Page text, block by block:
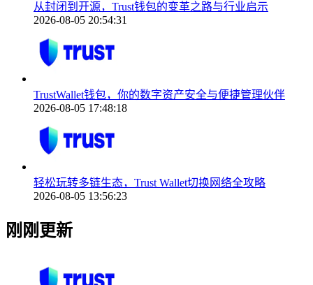
从封闭到开源，Trust钱包的变革之路与行业启示
2026-08-05 20:54:31
TrustWallet钱包，你的数字资产安全与便捷管理伙伴
2026-08-05 17:48:18
轻松玩转多链生态，Trust Wallet切换网络全攻略
2026-08-05 13:56:23
刚刚更新